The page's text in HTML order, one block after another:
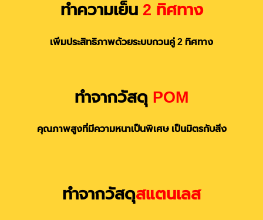
ทำความเย็น 2 ทิศทาง
เพิ่มประสิทธิภาพด้วยระบบกวนคู่ 2 ทิศทาง
ทำจากวัสดุ POM
คุณภาพสูงที่มีความหนาเป็นพิเศษ เป็นมิตรกับสิ่ง
ทำจากวัสดุสแตนเลส